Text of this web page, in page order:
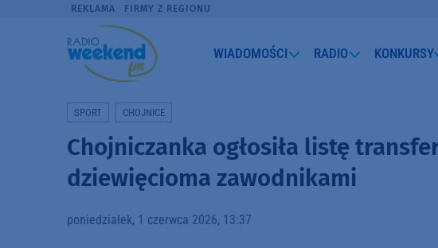
REKLAMA FIRMY Z REGIONU
WIADOMOŚCI RADIO KONKURSY
SPORT CHOJNICE
Chojniczanka ogłosiła listę
dziewięcioma zawodnikami
poniedziałek, 1 czerwca 2026, 13:37